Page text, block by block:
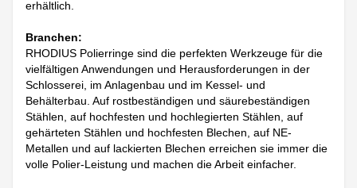
erhältlich.
Branchen:
RHODIUS Polierringe sind die perfekten Werkzeuge für die
vielfältigen Anwendungen und Herausforderungen in der
Schlosserei, im Anlagenbau und im Kessel- und
Behälterbau. Auf rostbeständigen und säurebeständigen
Stählen, auf hochfesten und hochlegierten Stählen, auf
gehärteten Stählen und hochfesten Blechen, auf NE-
Metallen und auf lackierten Blechen erreichen sie immer die
volle Polier-Leistung und machen die Arbeit einfacher.